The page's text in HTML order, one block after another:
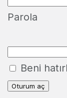
Parola
Beni